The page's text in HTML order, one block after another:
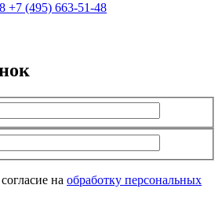
+7 (495) 663-51-48
на обработку персональных